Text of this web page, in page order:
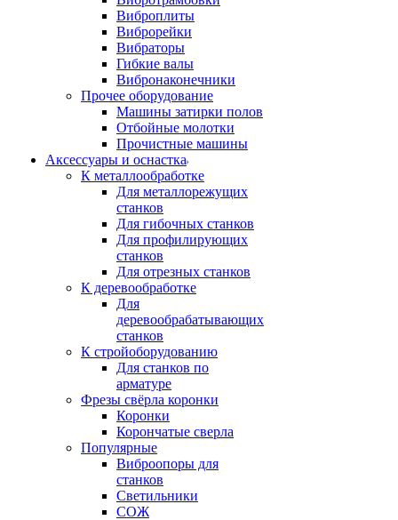
Виброплиты
Виброрейки
Вибраторы
Гибкие валы
Вибронаконечники
Прочее оборудование
Машины затирки полов
Отбойные молотки
Прочистные машины
Аксeccyapы и оснастка
К металлообработке
Для металлорежущих
станков
Для гибочных станков
Для профилирующих
станков
Для отрезных станков
К деревообработке
Для
деревообрабатывающих
станков
К стройоборудованию
Для станков по
арматуре
Фрезы свёрла коронки
Коронки
Корончатые сверла
Популярные
Виброопоры для
станков
Светильники
СОЖ